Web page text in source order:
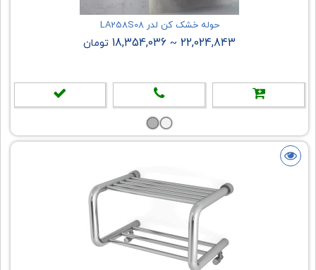
حوله خشک کن لدر LA258S08
22,024,843
~
18,354,036تومان